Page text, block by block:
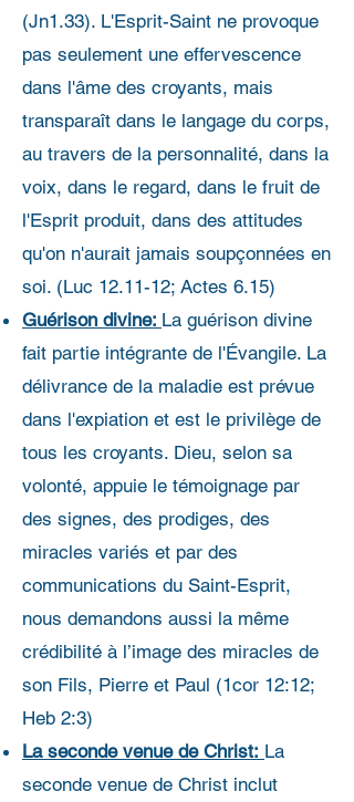
(Jn1.33). L'Esprit-Saint ne provoque
pas seulement une effervescence
dans l'âme des croyants, mais
transparaît dans le langage du corps,
au travers de la personnalité, dans la
voix, dans le regard, dans le fruit de
l'Esprit produit, dans des attitudes
qu'on n'aurait jamais soupçonnées en
soi. (Luc 12.11-12; Actes 6.15)
Guérison divine: La guérison divine
fait partie intégrante de l'Évangile. La
délivrance de la maladie est prévue
dans l'expiation et est le privilège de
tous les croyants. Dieu, selon sa
volonté, appuie le témoignage par
des signes, des prodiges, des
miracles variés et par des
communications du Saint-Esprit,
nous demandons aussi la même
crédibilité à l’image des miracles de
son Fils, Pierre et Paul (1cor 12:12;
Heb 2:3)
La seconde venue de Christ: La
seconde venue de Christ inclut